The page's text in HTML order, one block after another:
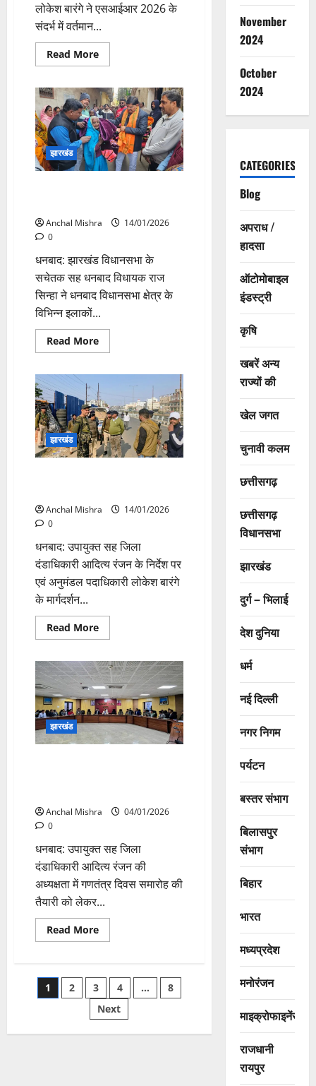
लोकेश बारंगे ने एसआईआर 2026 के
संदर्भ में वर्तमान...
Read MoreRead
more
पदाधिकारी
ने
सबसे
कम
मैपिंग
वाले
मतदान
केंद्रों
का
झारखंड
Anchal Mishra
14/01/2026
0
धनबाद: झारखंड विधानसभा के
सचेतक सह धनबाद विधायक राज
सिन्हा ने धनबाद विधानसभा क्षेत्र के
विभिन्न इलाकों...
Read MoreRead
more
के
बीच
कंबल
वितरण
कार्यक्रम
का
आयोजन
झारखंड
Anchal Mishra
14/01/2026
0
धनबाद: उपायुक्त सह जिला
दंडाधिकारी आदित्य रंजन के निर्देश पर
एवं अनुमंडल पदाधिकारी लोकेश बारंगे
के मार्गदर्शन...
Read MoreRead
more
बिहारी
महतो
चौक
हुआ
अतिक्रमण
मुक्त
झारखंड
Anchal Mishra
04/01/2026
0
धनबाद: उपायुक्त सह जिला
दंडाधिकारी आदित्य रंजन की
अध्यक्षता में गणतंत्र दिवस समारोह की
तैयारी को लेकर...
Read MoreRead
more
प्रसाद
वर्मा
स्टेडियम
में
आयोजित
गणतंत्र
Posts
pagination
1 2 3 4 …
8
Next
November
2024
October
2024
CATEGORIES
Blog
अपराध /
हादसा
ऑटोमोबाइल
इंडस्ट्री
कृषि
खबरें अन्य
राज्यों की
खेल जगत
चुनावी कलम
छत्तीसगढ़
छत्तीसगढ़
विधानसभा
झारखंड
दुर्ग – भिलाई
देश दुनिया
धर्म
नई दिल्ली
नगर निगम
पर्यटन
बस्तर संभाग
बिलासपुर
संभाग
बिहार
भारत
मध्यप्रदेश
मनोरंजन
माइक्रोफाइनेंस
राजधानी
रायपुर